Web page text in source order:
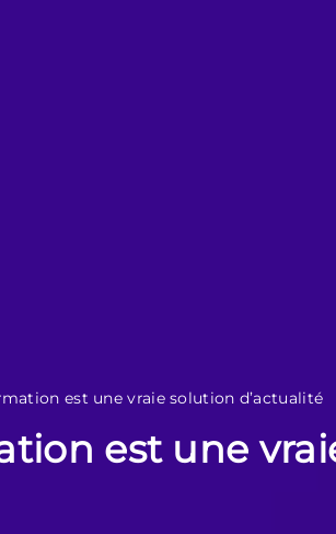
est une vraie solution d’actualité
est une